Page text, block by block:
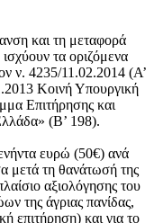
και τη μεταφορά
τα οριζόμενα
ν. 4235/11.02.2014 (Α’
Κοινή Υπουργική
Επιτήρησης και
(Β’ 198).
ευρώ (50€) ανά
μετά τη θανάτωσή της
αξιολόγησης του
της άγριας πανίδας,
επιτήρηση) και για το